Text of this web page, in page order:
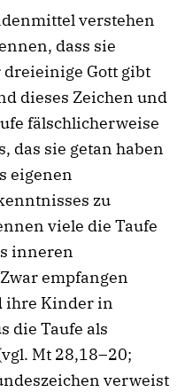
verstehen
dass sie
dreieinige Gott gibt
dieses Zeichen und
fälschlicherweise
das sie getan haben
eigenen
zu
viele die Taufe
inneren
empfangen
ihre Kinder in
die Taufe als
Mt 28,18–20;
verweist